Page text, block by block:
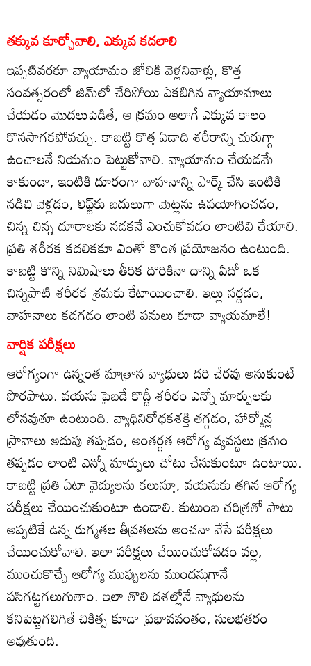
తక్కువ కూర్చోవాలి, ఎక్కువ కదలాలి
ఇప్పటివరకూ వ్యాయామం జోలికి వెళ్లనివాళ్లు, కొత్త
సంవత్సరంలో జిమ్‌లో చేరిపోయి ఏకబిగిన వ్యాయామాలు
చేయడం మొదలుపెడితే, ఆ క్రమం అలాగే ఎక్కువ కాలం
కొనసాగకపోవచ్చు. కాబట్టి కొత్త ఏడాది శరీరాన్ని చురుగ్గా
ఉంచాలనే నియమం పెట్టుకోవాలి. వ్యాయామం చేయడమే
కాకుండా, ఇంటికి దూరంగా వాహనాన్ని పార్క్‌ చేసి ఇంటికి
నడిచి వెళ్లడం, లిఫ్ట్‌కు బదులుగా మెట్లను ఉపయోగించడం,
చిన్న చిన్న దూరాలకు నడకనే ఎంచుకోవడం లాంటివి చేయాలి.
ప్రతి శరీరక కదలికకూ ఎంతో కొంత ప్రయోజనం ఉంటుంది.
కాబట్టి కొన్ని నిమిషాలు తీరిక దొరికినా దాన్ని ఏదో ఒక
చిన్నపాటి శరీరక శ్రమకు కేటాయించాలి. ఇల్లు సర్దడం,
వాహనాలు కడగడం లాంటి పనులు కూడా వ్యాయమాలే!
వార్షిక పరీక్షలు
ఆరోగ్యంగా ఉన్నంత మాత్రాన వ్యాధులు దరి చేరవు అనుకుంటే
పొరపాటు. వయసు పైబడే కొద్దీ శరీరం ఎన్నో మార్పులకు
లోనవుతూ ఉంటుంది. వ్యాధినిరోధకశక్తి తగ్గడం, హార్మోన్ల
స్రావాలు అదుపు తప్పడం, అంతర్గత ఆరోగ్య వ్యవస్థలు క్రమం
తప్పడం లాంటి ఎన్నో మార్పులు చోటు చేసుకుంటూ ఉంటాయి.
కాబట్టి ప్రతి ఏటా వైద్యులను కలుస్తూ, వయసుకు తగిన ఆరోగ్య
పరీక్షలు చేయించుకుంటూ ఉండాలి. కుటుంబ చరిత్రతో పాటు
అప్పటికే ఉన్న రుగ్మతల తీవ్రతలను అంచనా వేసే పరీక్షలు
చేయించుకోవాలి. ఇలా పరీక్షలు చేయించుకోవడం వల్ల,
ముంచుకొచ్చే ఆరోగ్య ముప్పులను ముందస్తుగానే
పసిగట్టగలుగుతాం. ఇలా తొలి దశల్లోనే వ్యాధులను
కనిపెట్టగలిగితే చికిత్స కూడా ప్రభావవంతం, సులభతరం
అవుతుంది.